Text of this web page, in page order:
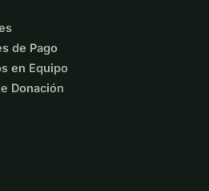
de Pago
en Equipo
Donación